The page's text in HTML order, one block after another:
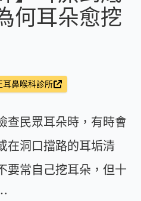
何耳朵愈挖
耳鼻喉科診所
查民眾耳朵時，有時會
在洞口擋路的耳垢清
要常自己挖耳朵，但十